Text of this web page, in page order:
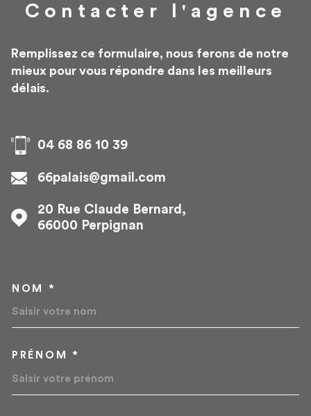
commune sont réparties en 90 % de maisons et 10 %
d'appartements. La part de logements sociaux est ici
foncière à 25 % (en moyenne pour le département :
taxe d'habitation à 25 %, taxe foncière à 20 %). Quant
à la taxe d’enlèvement des ordures ménagères, elle est
Contacter l'agence
Remplissez ce formulaire, nous ferons de notre
mieux pour vous répondre dans les meilleurs
délais.
04 68 86 10 39
66palais@gmail.com
20 Rue Claude Bernard,
66000
Perpignan
NOM *
PRÉNOM *